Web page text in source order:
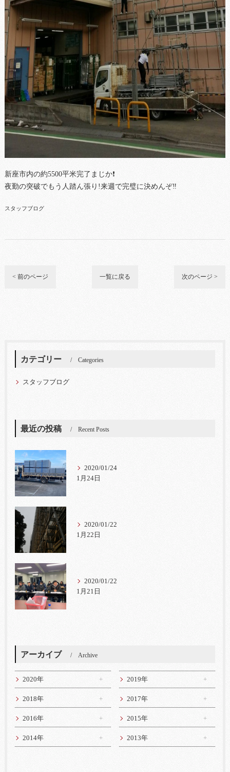
新座市内の約5500平米完了まじか❗
夜勤の突破でもう人踏ん張り!来週で完璧に決めんぞ‼
スタッフブログ
< 前のページ 一覧に戻る 次のページ >
カテゴリー Categories
スタッフブログ
最近の投稿 Recent Posts
2020/01/24
1月24日
2020/01/22
1月22日
2020/01/22
1月21日
アーカイブ Archive
2020年 2019年
2018年 2017年
2016年 2015年
2014年 2013年